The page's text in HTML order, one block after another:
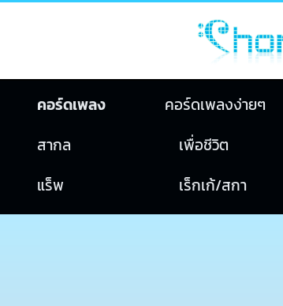
คอร์ดเพลง คอร์ดเพลงง่ายๆ
สากล
เพื่อชีวิต
แร็พ
เร็กเก้/สกา